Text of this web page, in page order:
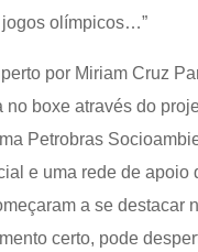
jogos olímpicos…”
por Miriam Cruz
boxe através do
Petrobras
e uma rede de
a se destacar
certo, pode